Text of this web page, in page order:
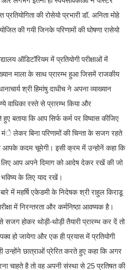
प्रतियोगिता की रोसेयो प्रभारी डॉ. अनिता मोहे
की गयी जिनके परिणामों की घोषणा रासेयो
ऑडिटॉरियम में प्रतियोगी परीक्षाओं में
माला के साथ प्रारम्भ हुआ जिसमें राजकीय
श्री हिमांषु दाधीच ने अपना व्याख्यान
वाधिका रस्ते से प्रारम्भ किया और
बताया कि आप सिर्फ कर्म पर विष्वास कीजिए
मंे लेकर बिना परिणामों की चिन्ता के सजग रहते
कदम चूमेगी। इसी क्रम में उन्होनें कहा कि
आप अपने दिमाग को आदेष देकर रखें की जो
के लिए याद रखें।
बारे में महर्षि एकेडमी के निदेषक श्री राहुल किराडू
में निरन्तरता और कर्मनिष्ठा आवष्यक है।
सजग होकर थोड़ी-थोड़ी तैयारी प्रारम्भ कर दें तो
हो जायेगा और एक ही प्रयास में प्रतियोगी
उन्होंने छात्राओं प्रेरित करते हुए कहा कि अगर
चाहते है तो वह अपनी संस्था से 25 प्रतिषत की